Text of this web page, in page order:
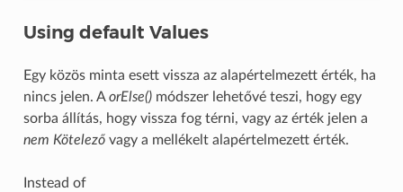
Using default Values
Egy közös minta esett vissza az alapértelmezett érték, ha
nincs jelen. AorElse()módszer lehetővé teszi, hogy egy
sorba állítás, hogy vissza fog térni, vagy az érték jelen a
nem Kötelezővagy a mellékelt alapértelmezett érték.
Instead of